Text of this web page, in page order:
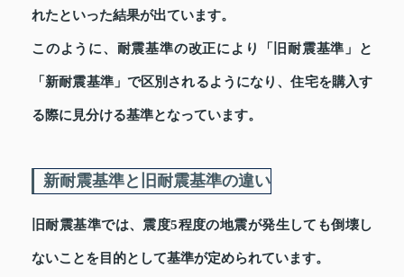
れたといった結果が出ています。
このように、耐震基準の改正により「旧耐震基準」と
「新耐震基準」で区別されるようになり、住宅を購入す
る際に見分ける基準となっています。
新耐震基準と旧耐震基準の違い
旧耐震基準では、震度5程度の地震が発生しても倒壊し
ないことを目的として基準が定められています。